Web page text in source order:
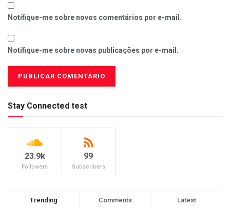
Notifique-me sobre novos comentários por e-mail.
Notifique-me sobre novas publicações por e-mail.
Stay Connected test
23.9k
Followers
99
Subscribers
Trending Comments Latest